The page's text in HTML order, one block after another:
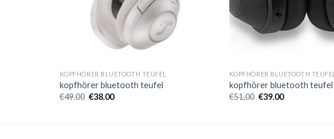
KOPFHÖRER BLUETOOTH TEUFEL
kopfhörer bluetooth teufel
€49.00 €38.00
KOPFHÖRER BLUETOOTH TEUFEL
kopfhörer bluetooth teufel
€51.00 €39.00